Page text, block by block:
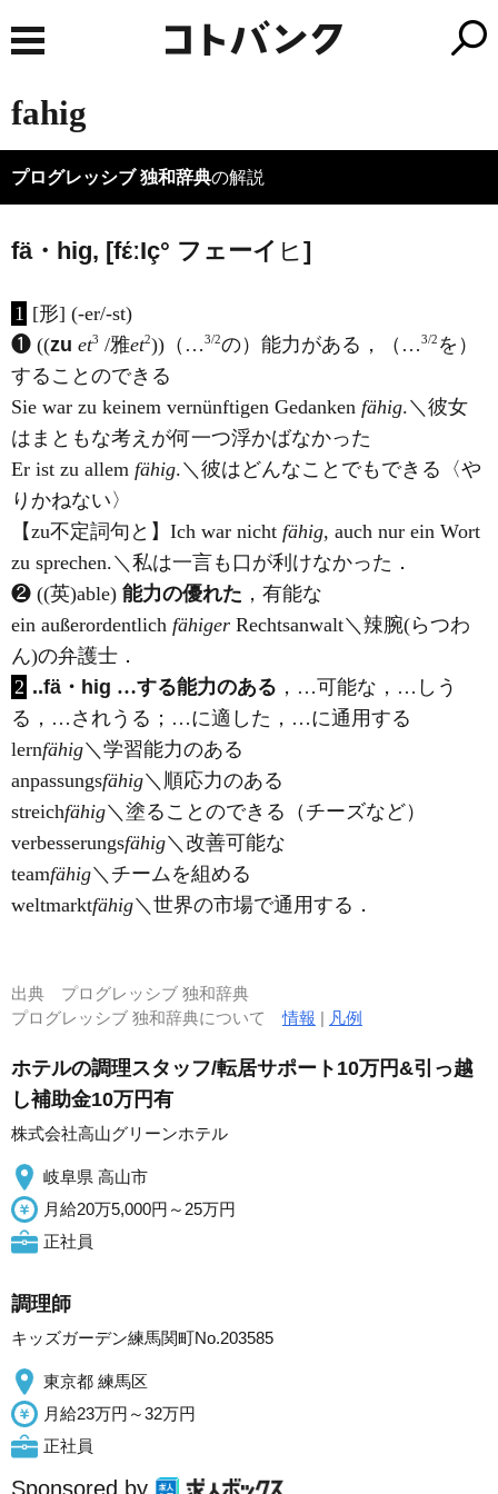
fahig
プログレッシブ 独和辞典の解説
fä・hig, [fέːIç° フェ ーイ ヒ]
1 [形] (-er/-st)
❶ ((zu et3 /雅et2))（…3/2の）能力がある，（…3/2 を）
することのできる
Sie war zu keinem vernünftigen Gedanken fähig.＼彼女
はまともな考えが何一つ浮かばなかった
Er ist zu allem fähig.＼彼はどんなことでもできる〈や
りかねない〉
【zu不定詞句と】Ich war nicht fähig, auch nur ein Wort
zu sprechen.＼私は一言も口が利けなかった．
❷ ((英)able) 能力の優れた ，有能な
ein außerordentlich fähiger Rechtsanwalt＼辣腕(らつわ
ん)の弁護士．
2 ..fä・hig …する能力のある ，…可能な，…しう
る，…されうる；…に適した，…に通用する
lernfähig＼学習能力のある
anpassungsfähig＼順応力のある
streichfähig＼塗ることのできる（チーズなど）
verbesserungsfähig＼改善可能な
teamfähig＼チームを組める
weltmarktfähig＼世界の市場で通用する．
出典 プログレッシブ 独和辞典
プログレッシブ 独和辞典について情報 | 凡例
ホテルの調理スタッフ/転居サポート10万円&引っ越
し補助金10万円有
株式会社高山グリーンホテル
岐阜県 高山市
月給20万5,000円～25万円
正社員
調理師
キッズガーデン練馬関町No.203585
東京都 練馬区
月給23万円～32万円
正社員
Sponsored by